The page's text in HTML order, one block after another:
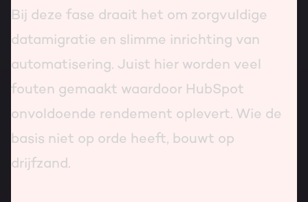
Bij deze fase draait het om zorgvuldige
datamigratie en slimme inrichting van
automatisering. Juist hier worden veel
fouten gemaakt waardoor HubSpot
onvoldoende rendement oplevert. Wie de
basis niet op orde heeft, bouwt op
drijfzand.